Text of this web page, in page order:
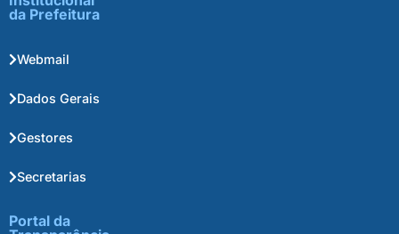
da Prefeitura
Webmail
Dados Gerais
Gestores
Secretarias
Portal da